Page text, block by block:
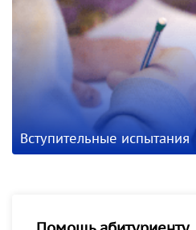
Вступительные испытания